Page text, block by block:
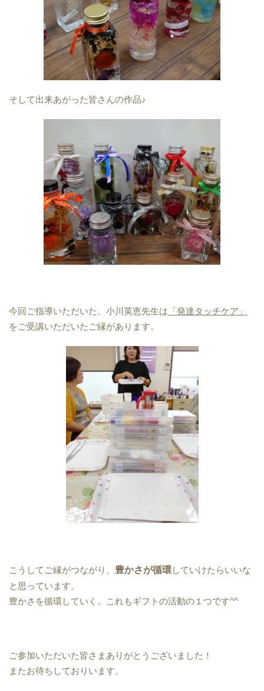
そして出来あがった皆さんの作品♪
今回ご指導いただいた、小川英恵先生は 「発達タッチケア」
をご受講いただいたご縁があります。
こうしてご縁がつながり、 豊かさが循環していけたらいいな
と思っています。
豊かさを循環していく。これもギフトの活動の１つです^^
ご参加いただいた皆さまありがとうございました！
またお待ちしておりいます。